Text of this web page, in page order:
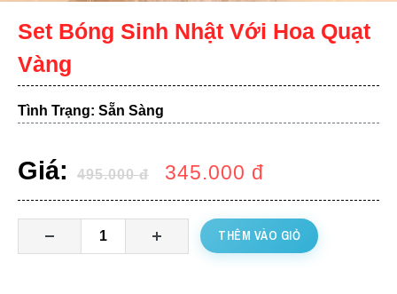
Set Bóng Sinh Nhật Với Hoa Quạt
Vàng
Tình Trạng: Sẵn Sàng
Giá: 495.000đ 345.000 đ
THÊM VÀO GIỎ